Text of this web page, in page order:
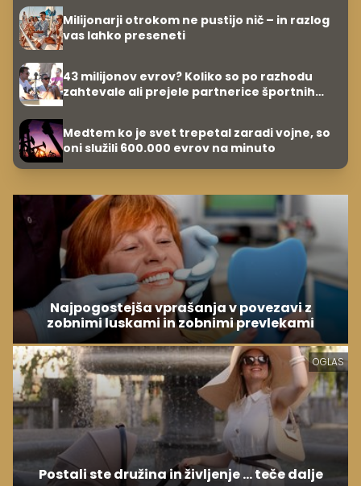
Milijonarji otrokom ne pustijo nič – in razlog
vas lahko preseneti
43 milijonov evrov? Koliko so po razhodu
zahtevale ali prejele partnerice športnih
Medtem ko je svet trepetal zaradi vojne, so
oni služili 600.000 evrov na minuto
Najpogostejša vprašanja v povezavi z
zobnimi luskami in zobnimi prevlekami
OGLAS
Postali ste družina in življenje ... teče dalje